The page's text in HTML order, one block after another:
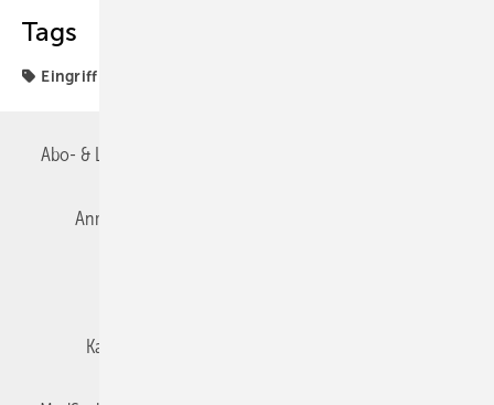
Tags
Eingriff
Abo- & Leserservice
Anmelden
Karriere bei Gentner